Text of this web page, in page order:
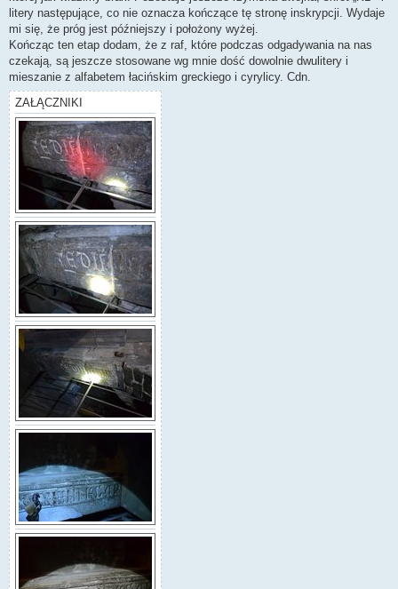
litery następujące, co nie oznacza kończące tę stronę inskrypcji. Wydaje
mi się, że próg jest późniejszy i położony wyżej.
Kończąc ten etap dodam, że z raf, które podczas odgadywania na nas
czekają, są jeszcze stosowane wg mnie dość dowolnie dwulitery i
mieszanie z alfabetem łacińskim greckiego i cyrylicy. Cdn.
ZAŁĄCZNIKI